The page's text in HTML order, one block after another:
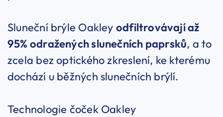
Sluneční brýle Oakley odfiltrovávají až
95% odražených slunečních paprsků, a to
zcela bez optického zkreslení, ke kterému
dochází u běžných slunečních brýlí.
Technologie čoček Oakley